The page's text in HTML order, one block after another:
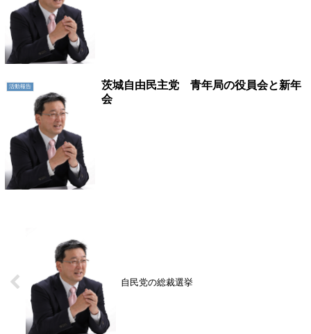
活動報告
茨城自由民主党 青年局の役員会と新年
会
自民党の総裁選挙